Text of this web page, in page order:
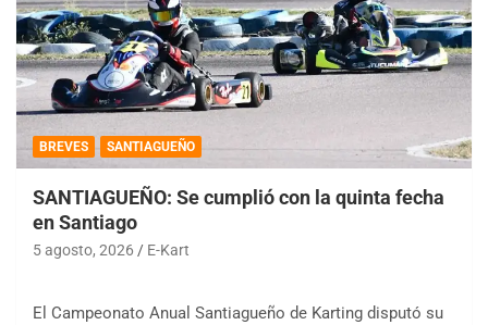
BREVES SANTIAGUEÑO
SANTIAGUEÑO: Se cumplió con la quinta fecha
en Santiago
5 agosto, 2026 E-Kart
El Campeonato Anual Santiagueño de Karting disputó su